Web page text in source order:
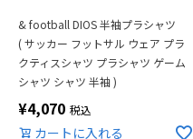
& football DIOS 半袖プラシャツ
( サッカー フットサル ウェア プラ
クティスシャツ プラシャツ ゲーム
シャツ シャツ 半袖 )
¥4,070 税込
カートに入れる